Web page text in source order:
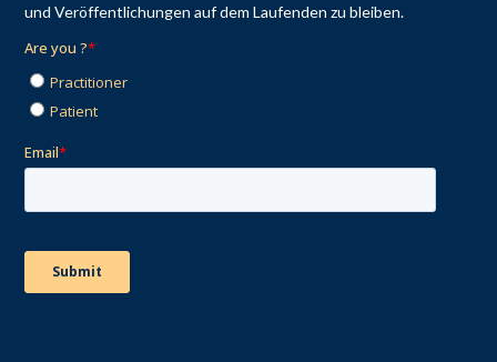
und Veröffentlichungen auf dem Laufenden zu bleiben.